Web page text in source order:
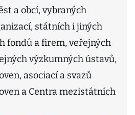
a obcí, vybraných
státních i jiných
fondů a firem, veřejných
výzkumných ústavů,
asociací a svazů
a Centra mezistátních